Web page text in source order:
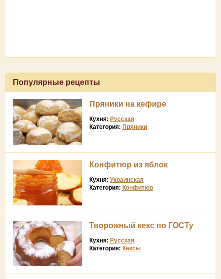
Популярные рецепты
Пряники на кефире
Кухня: Русская
Категория: Пряники
Конфитюр из яблок
Кухня: Украинская
Категория: Конфитюр
Творожный кекс по ГОСТу
Кухня: Русская
Категория: Кексы